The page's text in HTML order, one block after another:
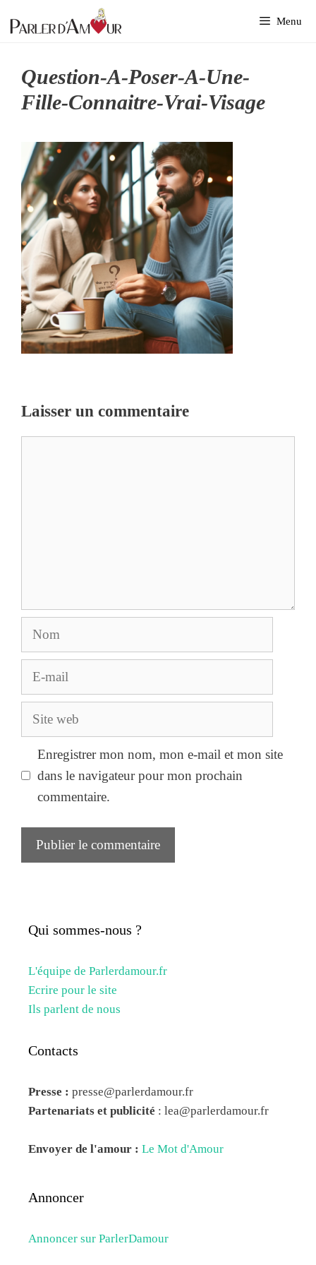
au
Menu
Question-A-Poser-A-Une-
Fille-Connaitre-Vrai-Visage
Laisser un commentaire
Nom
E-
Site
Enregistrer mon nom, mon e-mail et mon site
dans le navigateur pour mon prochain
commentaire.
Qui sommes-nous ?
L'équipe de Parlerdamour.fr
Ecrire pour le site
Ils parlent de nous
Contacts
Presse : presse@parlerdamour.fr
Partenariats et publicité : lea@parlerdamour.fr
Envoyer de l'amour : Le Mot d'Amour
Annoncer
Annoncer sur ParlerDamour